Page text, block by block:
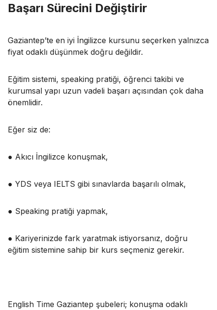
Başarı Sürecini Değiştirir
Gaziantep’te en iyi İngilizce kursunu seçerken yalnızca
fiyat odaklı düşünmek doğru değildir.
Eğitim sistemi, speaking pratiği, öğrenci takibi ve
kurumsal yapı uzun vadeli başarı açısından çok daha
önemlidir.
Eğer siz de:
● Akıcı İngilizce konuşmak,
● YDS veya IELTS gibi sınavlarda başarılı olmak,
● Speaking pratiği yapmak,
● Kariyerinizde fark yaratmak istiyorsanız, doğru
eğitim sistemine sahip bir kurs seçmeniz gerekir.
English Time Gaziantep şubeleri; konuşma odaklı